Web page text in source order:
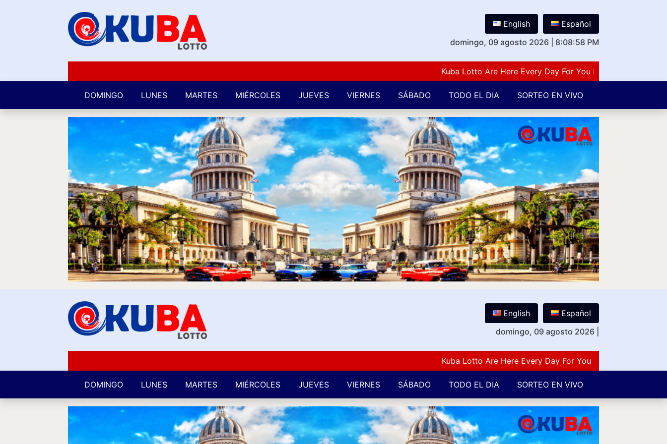
English
Español
domingo, 09 agosto 2026
8:08:59 PM
Kuba Lotto Are Here Every Day For You Lovers Of Number
DOMINGO LUNES MARTES MIÉRCOLES JUEVES VIERNES SÁBADO TODO EL DIA SORTEO EN VIVO
English
Español
domingo, 09 agosto 2026
Kuba Lotto Are Here Every Day For You Lovers Of Number
DOMINGO LUNES MARTES MIÉRCOLES JUEVES VIERNES SÁBADO TODO EL DIA SORTEO EN VIVO